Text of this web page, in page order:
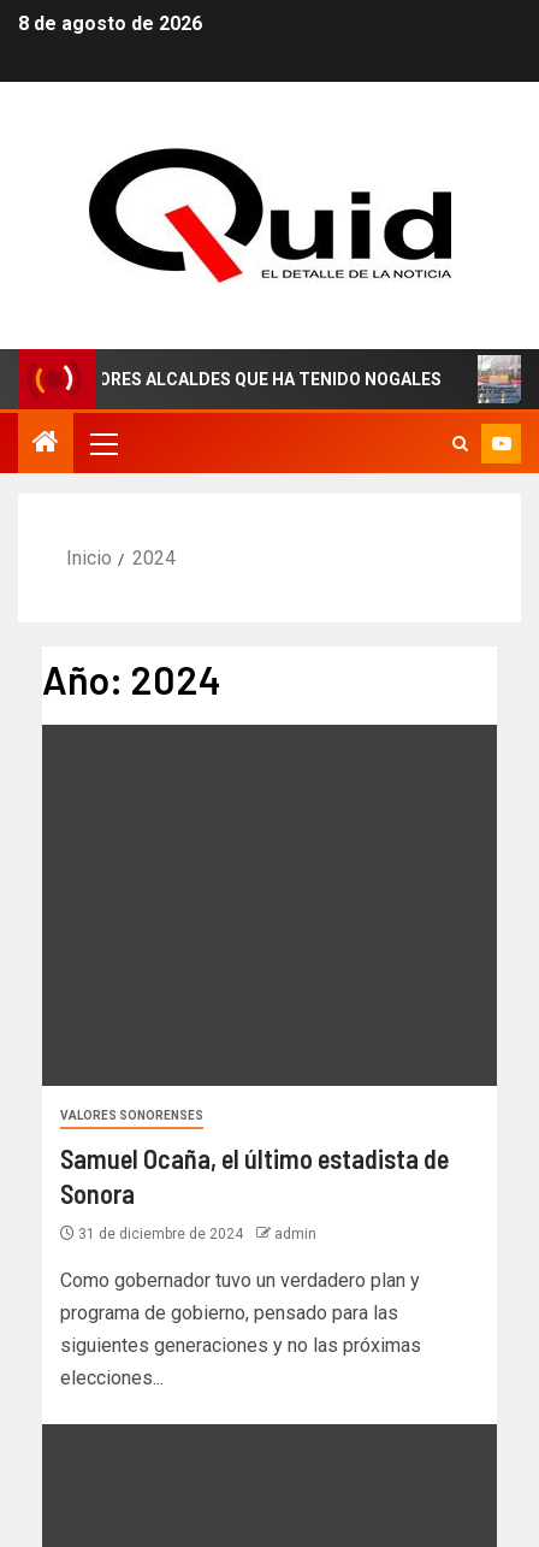
8 de agosto de 2026
ALCALDES QUE HA TENIDO NOGALES
Inicio 2024
Año: 2024
VALORES SONORENSES
Samuel Ocaña, el último estadista de
Sonora
31 de diciembre de 2024 admin
Como gobernador tuvo un verdadero plan y
programa de gobierno, pensado para las
siguientes generaciones y no las próximas
elecciones...